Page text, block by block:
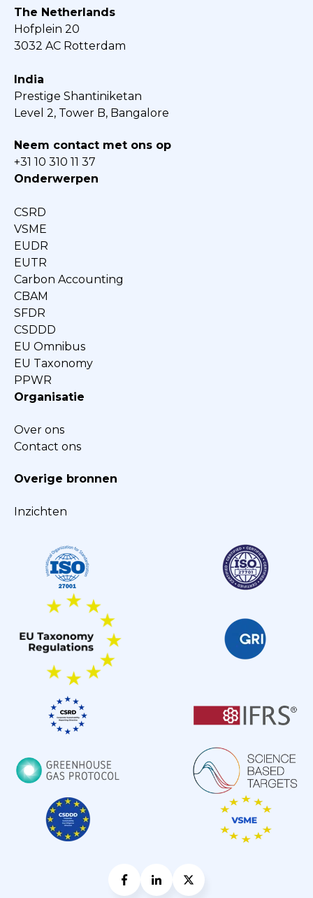
The Netherlands
Hofplein 20
3032 AC Rotterdam
India
Prestige Shantiniketan
Level 2, Tower B, Bangalore
Neem contact met ons op
+31 10 310 11 37
Onderwerpen
CSRD
VSME
EUDR
EUTR
Carbon Accounting
CBAM
SFDR
CSDDD
EU Omnibus
EU Taxonomy
PPWR
Organisatie
Over ons
Contact ons
Overige bronnen
Inzichten